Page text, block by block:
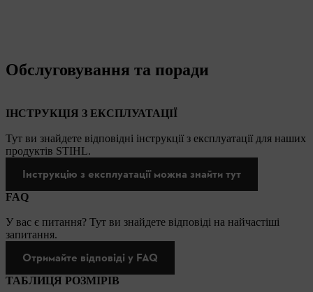
Обслуговування та поради
ІНСТРУКЦІЯ З ЕКСПЛУАТАЦІЇ
Тут ви знайдете відповідні інструкції з експлуатації для наших
продуктів STIHL.
Інструкцію з експлуатації можна знайти тут
FAQ
У вас є питання? Тут ви знайдете відповіді на найчастіші
запитання.
Отримайте відповіді у FAQ
ТАБЛИЦЯ РОЗМІРІВ